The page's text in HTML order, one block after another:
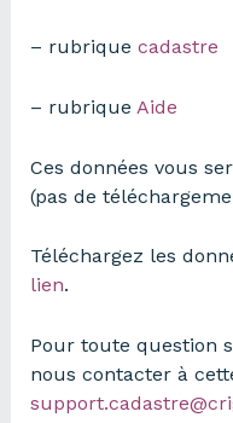
– rubrique cadastre
– rubrique Aide
Ces données vous
(pas de
Téléchargez les
lien.
Pour toute question
nous contacter à